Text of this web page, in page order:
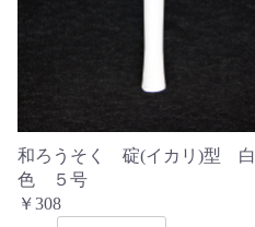
和ろうそく 碇(イカリ)型 白
色 ５号
￥308